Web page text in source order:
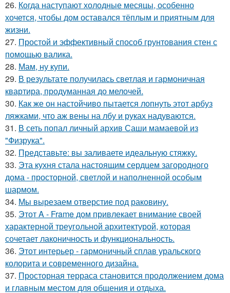
26. Когда наступают холодные месяцы, особенно
хочется, чтобы дом оставался тёплым и приятным для
жизни.
27. Простой и эффективный способ грунтования стен с
помощью валика.
28. Мам, ну купи.
29. В результате получилась светлая и гармоничная
квартира, продуманная до мелочей.
30. Как же он настойчиво пытается лопнуть этот арбуз
ляжками, что аж вены на лбу и руках надуваются.
31. В сеть попал личный архив Саши мамаевой из
"Физрука".
32. Представьте: вы заливаете идеальную стяжку.
33. Эта кухня стала настоящим сердцем загородного
дома - просторной, светлой и наполненной особым
шармом.
34. Мы вырезаем отверстие под раковину.
35. Этот A - Frame дом привлекает внимание своей
характерной треугольной архитектурой, которая
сочетает лаконичность и функциональность.
36. Этот интерьер - гармоничный сплав уральского
колорита и современного дизайна.
37. Просторная терраса становится продолжением дома
и главным местом для общения и отдыха.